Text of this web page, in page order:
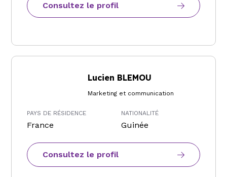
Consultez le profil
Lucien BLEMOU
Marketing et communication
PAYS DE RÉSIDENCE
France
NATIONALITÉ
Guinée
Consultez le profil